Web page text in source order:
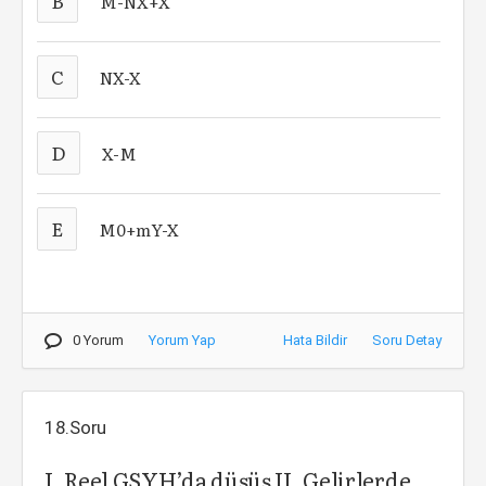
C NX-X
D X-M
E M0+mY-X
0 Yorum Yorum Yap Hata Bildir Soru Detay
18.Soru
I. Reel GSYH’da düşüş II. Gelirlerde